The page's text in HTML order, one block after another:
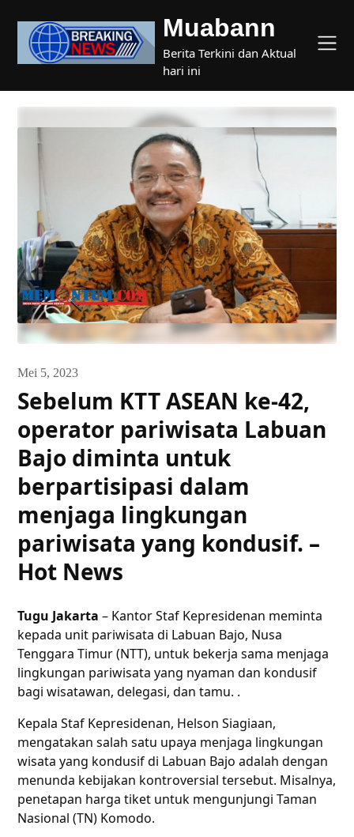
content
Muabann
Berita Terkini dan Aktual
hari ini
Mei 5, 2023
Sebelum KTT ASEAN ke-42,
operator pariwisata Labuan
Bajo diminta untuk
berpartisipasi dalam
menjaga lingkungan
pariwisata yang kondusif. –
Hot News
Tugu Jakarta – Kantor Staf Kepresidenan meminta
kepada unit pariwisata di Labuan Bajo, Nusa
Tenggara Timur (NTT), untuk bekerja sama menjaga
lingkungan pariwisata yang nyaman dan kondusif
bagi wisatawan, delegasi, dan tamu. .
Kepala Staf Kepresidenan, Helson Siagiaan,
mengatakan salah satu upaya menjaga lingkungan
wisata yang kondusif di Labuan Bajo adalah dengan
menunda kebijakan kontroversial tersebut. Misalnya,
penetapan harga tiket untuk mengunjungi Taman
Nasional (TN) Komodo.